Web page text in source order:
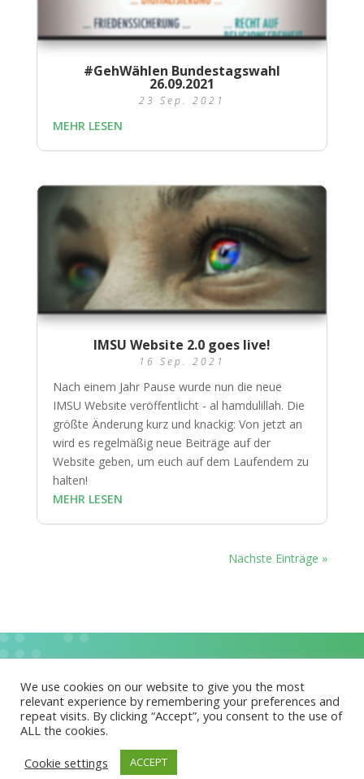
#GehWählen Bundestagswahl
26.09.2021
23 Sep. 2021
MEHR LESEN
IMSU Website 2.0 goes live!
16 Sep. 2021
Nach einem Jahr Pause wurde nun die neue
IMSU Website veröffentlicht - al hamdulillah. Die
größte Änderung kurz und knackig: Von jetzt an
wird es regelmäßig neue Beiträge auf der
Website geben, um euch auf dem Laufendem zu
halten!
MEHR LESEN
Nächste Einträge »
Trage dich für unseren
Newsletter ein
We use cookies on our website to give you the most
relevant experience by remembering your preferences and
repeat visits. By clicking “Accept”, you consent to the use of
ALL the cookies.
Cookie settings
ACCEPT